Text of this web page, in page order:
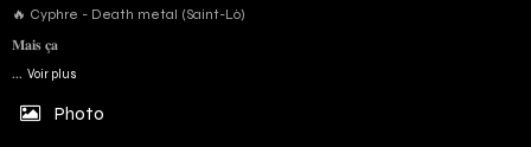
🔥 Cyphre - Death metal (Saint-Lô)
𝐌𝐚𝐢𝐬 𝐜̧𝐚
... Voir plus
Photo